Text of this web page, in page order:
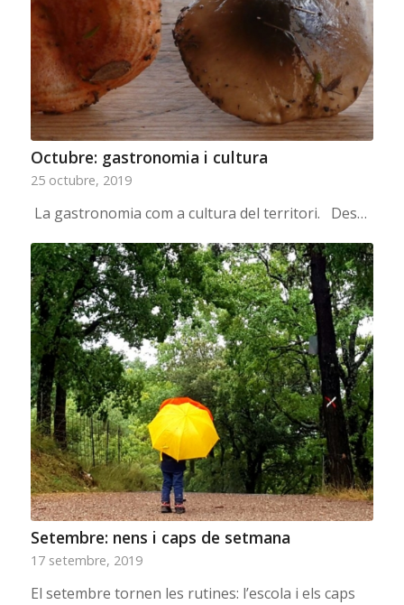
Octubre: gastronomia i cultura
25 octubre, 2019
La gastronomia com a cultura del territori. Des…
Setembre: nens i caps de setmana
17 setembre, 2019
El setembre tornen les rutines: l’escola i els caps